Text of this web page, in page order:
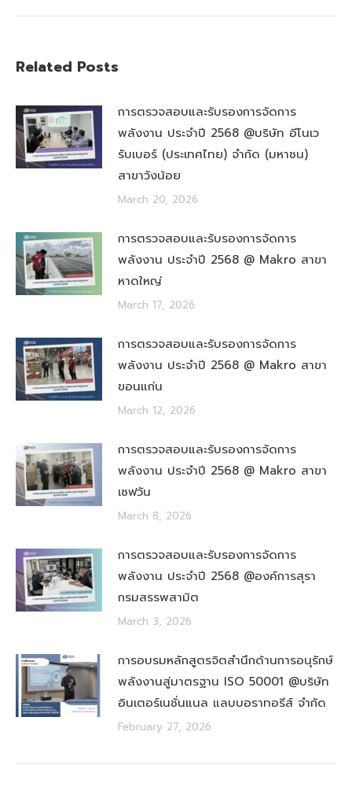
Related Posts
การตรวจสอบและรับรองการจัดการ
พลังงาน ประจำปี 2568 @บริษัท อีโนเว
รับเบอร์ (ประเทศไทย) จำกัด (มหาชน)
สาขาวังน้อย
March 20, 2026
การตรวจสอบและรับรองการจัดการ
พลังงาน ประจำปี 2568 @ Makro สาขา
หาดใหญ่
March 17, 2026
การตรวจสอบและรับรองการจัดการ
พลังงาน ประจำปี 2568 @ Makro สาขา
ขอนแก่น
March 12, 2026
การตรวจสอบและรับรองการจัดการ
พลังงาน ประจำปี 2568 @ Makro สาขา
เซฟวัน
March 8, 2026
การตรวจสอบและรับรองการจัดการ
พลังงาน ประจำปี 2568 @องค์การสุรา
กรมสรรพสามิต
March 3, 2026
การอบรมหลักสูตรจิตสำนึกด้านการอนุรักษ์
พลังงานสู่มาตรฐาน ISO 50001 @บริษัท
อินเตอร์เนชั่นแนล แลบบอราทอรีส์ จำกัด
February 27, 2026